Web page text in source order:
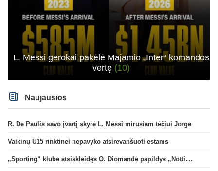
L. Messi gerokai pakėlė Majamio „Inter“ komandos
vertę (10)
Naujausios
R. De Paulis savo įvartį skyrė L. Messi mirusiam tėčiui Jorge
Vaikinų U15 rinktinei nepavyko atsirevanšuoti estams
„Sporting“ klube atsiskleidęs O. Diomande papildys „Nottingham“ gretas